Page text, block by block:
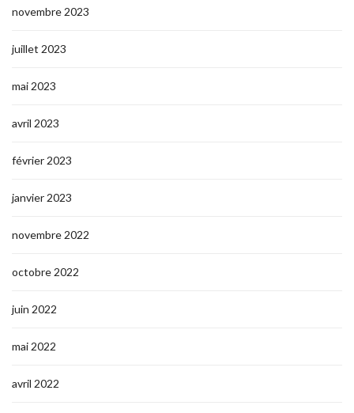
novembre 2023
juillet 2023
mai 2023
avril 2023
février 2023
janvier 2023
novembre 2022
octobre 2022
juin 2022
mai 2022
avril 2022